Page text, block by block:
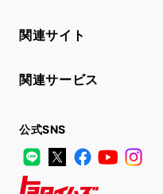
関連サイト
関連サービス
公式SNS
LINE
X FacebookYouTube